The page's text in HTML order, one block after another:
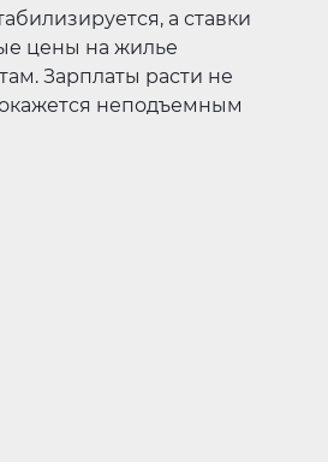
а ставки
цены на жилье
Зарплаты расти не
неподъемным